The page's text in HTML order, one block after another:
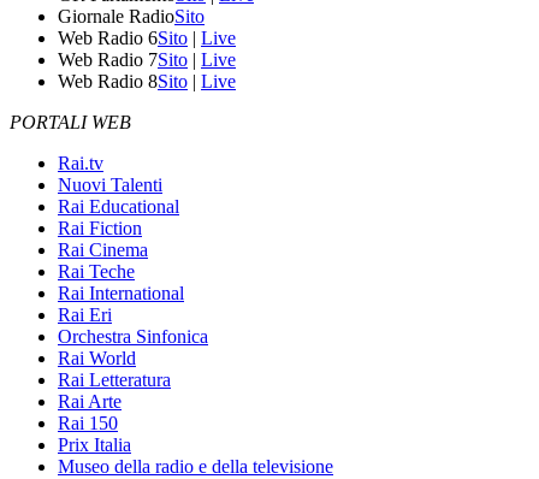
Giornale RadioSito
Web Radio 6Sito | Live
Web Radio 7Sito | Live
Web Radio 8Sito | Live
PORTALI WEB
Rai.tv
Nuovi Talenti
Rai Educational
Rai Fiction
Rai Cinema
Rai Teche
Rai International
Rai Eri
Orchestra Sinfonica
Rai World
Rai Letteratura
Rai Arte
Rai 150
Prix Italia
Museo della radio e della televisione